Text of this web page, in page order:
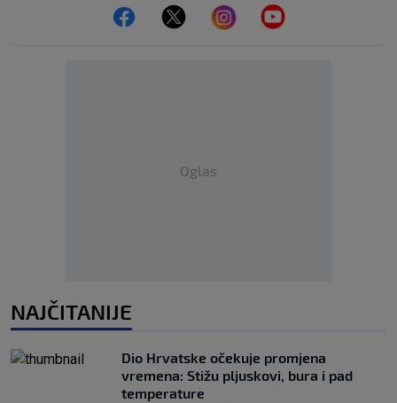
Oglas
NAJČITANIJE
Dio Hrvatske očekuje promjena
vremena: Stižu pljuskovi, bura i pad
temperature